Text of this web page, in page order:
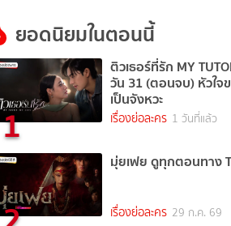
ยอดนิยมในตอนนี้
1
ติวเธอร์ที่รัก MY
วัน 31 (ตอนจบ) หัวใจ
เป็นจังหวะ
เรื่องย่อละคร 1 วันที่แล้ว
มุ่ยเฟย ดูทุกตอนทาง
เรื่องย่อละคร 29 ก.ค. 69